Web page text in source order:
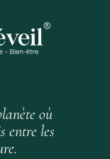
où
entre les